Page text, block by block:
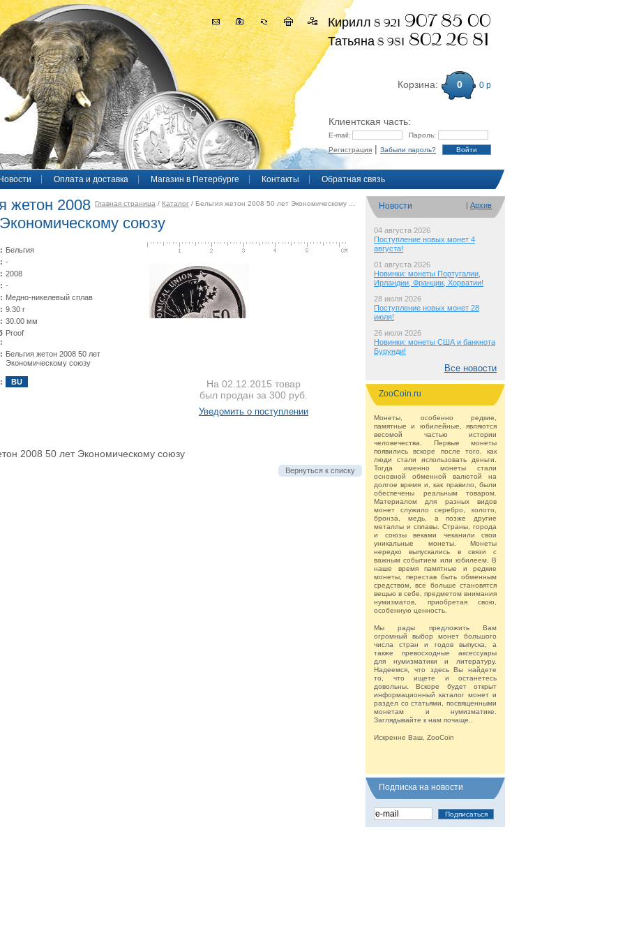
Кирилл 8 921 907 85 00
Татьяна 8 981 802 26 81
Корзина: 0 0 р
Клиентская часть:
E-mail:
Пароль:
Регистрация | Забыли пароль?
Новости Оплата и доставка Магазин в Петербурге Контакты Обратная связь
Новости | Архив
04 августа 2026
Поступление новых монет 4
августа!
01 августа 2026
Новинки: монеты Португалии,
Ирландии, Франции, Хорватии!
28 июля 2026
Поступление новых монет 28
июля!
26 июля 2026
Новинки: монеты США и банкнота
Бурунди!
Все новости
ZooCoin.ru
Монеты, особенно редкие,
памятные и юбилейные, являются
весомой частью истории
человечества. Первые монеты
появились вскоре после того, как
люди стали использовать деньги.
Тогда именно монеты стали
основной обменной валютой на
долгое время и, как правило, были
обеспечены реальным товаром.
Материалом для разных видов
монет служило серебро, золото,
бронза, медь, а позже другие
металлы и сплавы. Страны, города
и союзы веками чеканили свои
уникальные монеты. Монеты
нередко выпускались в связи с
важным событием или юбилеем. В
наше время памятные и редкие
монеты, перестав быть обменным
средством, все больше становятся
вещью в себе, предметом внимания
нумизматов, приобретая свою,
особенную ценность.
Мы рады предложить Вам
огромный выбор монет большого
числа стран и годов выпуска, а
также превосходные аксессуары
для нумизматики и литературу.
Надеемся, что здесь Вы найдете
то, что ищете и останетесь
довольны. Вскоре будет открыт
информационный каталог монет и
раздел со статьями, посвященными
монетам и нумизматике.
Заглядывайте к нам почаще..
Искренне Ваш, ZooCoin
Подписка на новости
Главная страница / Каталог / Бельгия жетон 2008 50 лет Экономическому ...
жетон 2008
союзу
Бельгия
-
2008
-
Медно-никелевый сплав
9.30 г
30.00 мм
Proof
Бельгия жетон 2008 50 лет
Экономическому союзу
BU
На 02.12.2015 товар
был продан за 300 руб.
Уведомить о поступлении
2008 50 лет Экономическому союзу
Вернуться к списку